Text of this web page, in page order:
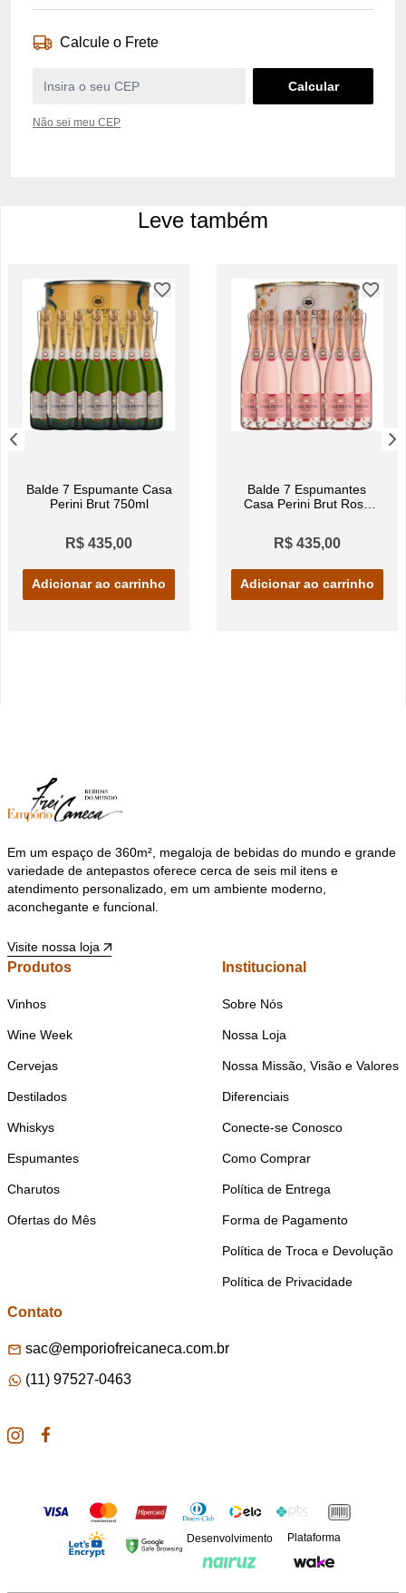
Calcule o Frete
Não sei meu CEP
Leve também
Balde 7 Espumante Casa
Perini Brut 750ml
R$ 435,00
Adicionar ao carrinho
Balde 7 Espumantes
Casa Perini Brut Rosé
R$ 435,00
Adicionar ao carrinho
Em um espaço de 360m², megaloja de bebidas do mundo e grande
variedade de antepastos oferece cerca de seis mil itens e
atendimento personalizado, em um ambiente moderno,
aconchegante e funcional.
Visite nossa loja
Produtos
Vinhos
Wine Week
Cervejas
Destilados
Whiskys
Espumantes
Charutos
Ofertas do Mês
Institucional
Sobre Nós
Nossa Loja
Nossa Missão, Visão e Valores
Diferenciais
Conecte-se Conosco
Como Comprar
Política de Entrega
Forma de Pagamento
Política de Troca e Devolução
Política de Privacidade
Contato
sac@emporiofreicaneca.com.br
(11) 97527-0463
Desenvolvimento Plataforma